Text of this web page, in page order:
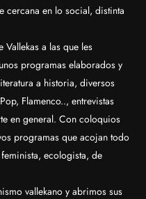
cercana en lo social, distinta
a las que les
programas elaborados y
a historia, diversos
Flamenco.., entrevistas
en general. Con coloquios
programas que acojan todo
ecologista, de
vallekano y abrimos sus